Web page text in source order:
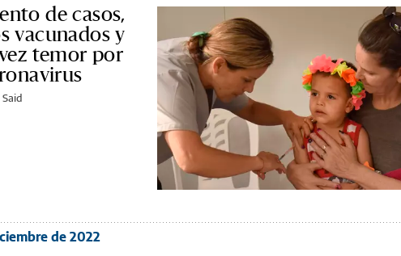
de casos,
vacunados y
temor por
de 2022